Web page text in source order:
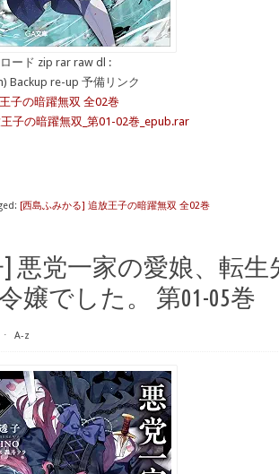
ード zip rar raw dl :
Backup re-up 予備リンク
子の暗躍無双 全02巻
子の暗躍無双_第01-02巻_epub.rar
[西島ふみかる] 追放王子の暗躍無双 全02巻
] 悪党一家の愛娘、転
嬢でした。 第01-05巻
⋅ A-z